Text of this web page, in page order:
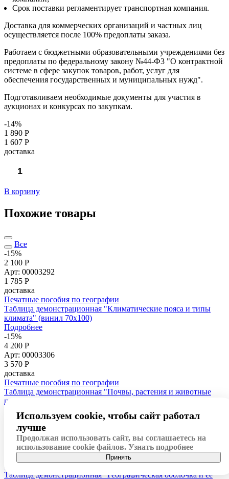
Срок поставки регламентирует транспортная компания.
Доставка для коммерческих организаций и частных лиц
осуществляется после 100% предоплаты заказа.
Работаем с бюджетными образовательными учреждениями без
предоплаты по федеральному закону №44-Ф3 "О контрактной
системе в сфере закупок товаров, работ, услуг для
обеспечения государственных и муниципальных нужд".
Подготавливаем необходимые документы для участия в
аукционах и конкурсах по закупкам.
-14%
1 890 Р
1 607 Р
доставка
В корзину
Похожие товары
Все
-15%
2 100 Р
Арт: 00003292
1 785 Р
доставка
Печатные пособия по географии
Таблица демонстрационная "Климатические пояса и типы
климата" (винил 70х100)
Подробнее
-15%
4 200 Р
Арт: 00003306
3 570 Р
доставка
Печатные пособия по географии
Таблица демонстрационная "Почвы, растения и животные
природных зон" (винил 100x140)
-15%
2 100 Р
Арт: 00003276
1 785Р
доставка
Печатные пособия по географии
Таблица демонстрационная "Географическая оболочка и ее
Используем cookie, чтобы сайт работал
лучше
Продолжая использовать сайт, вы соглашаетесь на
использование cookie файлов. Узнать подробнее
Принять